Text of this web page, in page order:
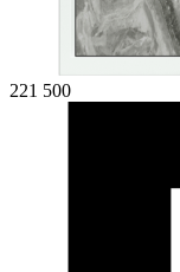
221 500